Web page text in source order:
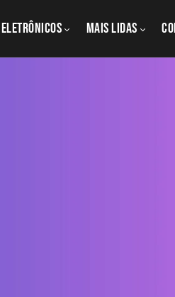
Eletrônicos MAIS LIDAS